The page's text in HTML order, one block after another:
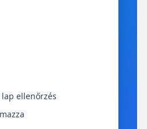
ellenőrzés